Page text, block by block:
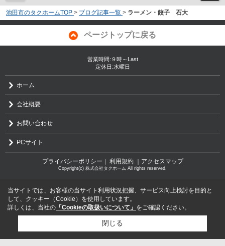
池田市のタクホームTOP > ブログ記事一覧 > ラーメン・餃子 石大
ページトップに戻る
営業時間:９時～Last
定休日:水曜日
ホーム
会社概要
お問い合わせ
PCサイト
プライバシーポリシー ｜ 利用規約 ｜アクセスマップ
Copyright(c) 株式会社タクホーム All rights reserved.
当サイトでは、お客様の当サイト利用状況把握、サービス向上検討を目的と
して、クッキー（Cookie）を使用しています。
詳しくは、当社の 「Cookieの取扱いについて」 をご確認ください。
閉じる